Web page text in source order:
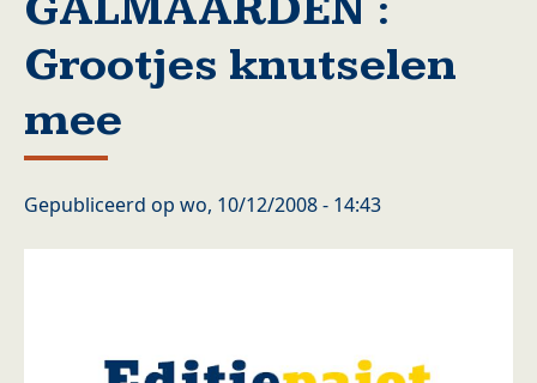
Grootjes knutselen
mee
Gepubliceerd op wo, 10/12/2008 - 14:43